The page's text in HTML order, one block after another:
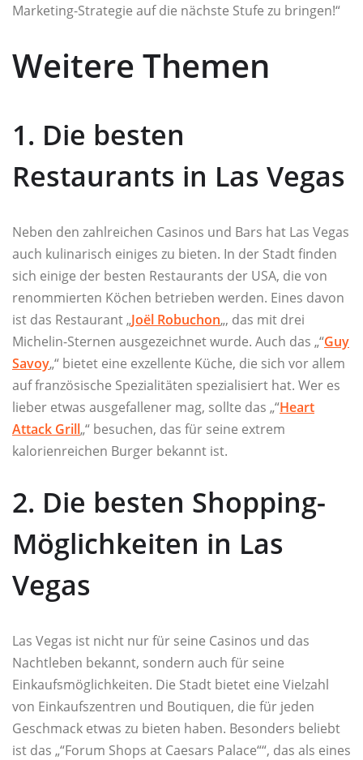
Marketing-Strategie auf die nächste Stufe zu bringen!“
Weitere Themen
1. Die besten
Restaurants in Las Vegas
Neben den zahlreichen Casinos und Bars hat Las Vegas
auch kulinarisch einiges zu bieten. In der Stadt finden
sich einige der besten Restaurants der USA, die von
renommierten Köchen betrieben werden. Eines davon
ist das Restaurant „Joël Robuchon„, das mit drei
Michelin-Sternen ausgezeichnet wurde. Auch das „“Guy
Savoy„“ bietet eine exzellente Küche, die sich vor allem
auf französische Spezialitäten spezialisiert hat. Wer es
lieber etwas ausgefallener mag, sollte das „“Heart
Attack Grill„“ besuchen, das für seine extrem
kalorienreichen Burger bekannt ist.
2. Die besten Shopping-
Möglichkeiten in Las
Vegas
Las Vegas ist nicht nur für seine Casinos und das
Nachtleben bekannt, sondern auch für seine
Einkaufsmöglichkeiten. Die Stadt bietet eine Vielzahl
von Einkaufszentren und Boutiquen, die für jeden
Geschmack etwas zu bieten haben. Besonders beliebt
ist das „“Forum Shops at Caesars Palace““, das als eines